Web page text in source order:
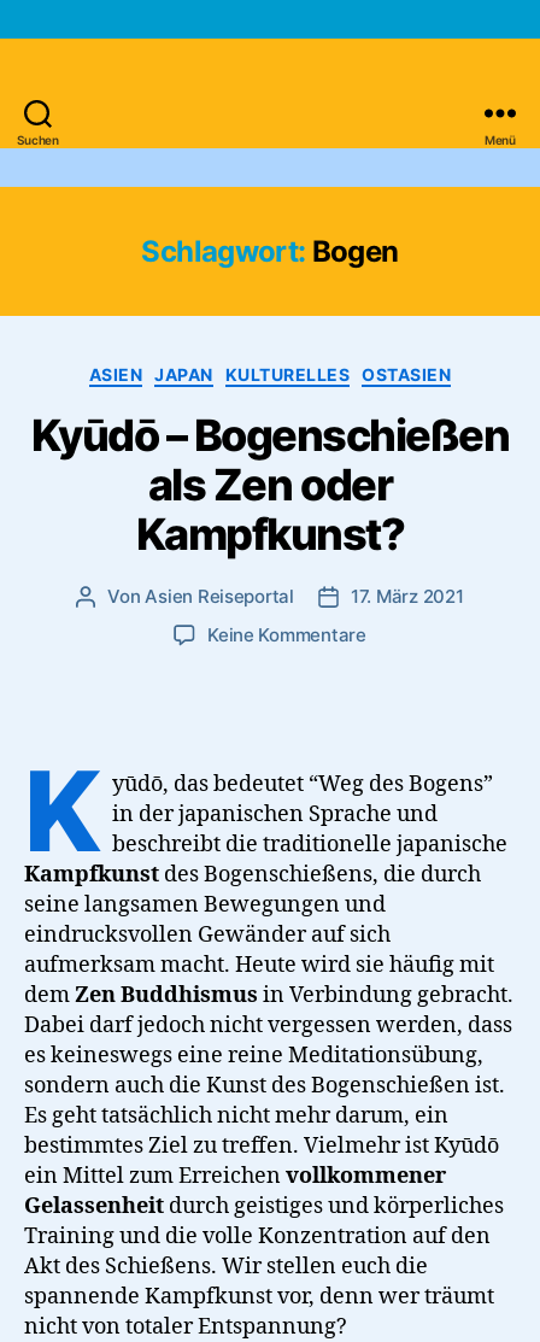
Suchen
Reiseportal
Menü
Schlagwort: Bogen
Kategorien
ASIEN JAPAN KULTURELLES OSTASIEN
Kyūdō – Bogenschießen
als Zen oder
Kampfkunst?
Beitragsautor
Von Asien Reiseportal Veröffentlichungsdatum
17. März 2021
Keine Kommentarezu
oder
Kampfkunst?
K yūdō, das bedeutet “Weg des Bogens”
in der japanischen Sprache und
beschreibt die traditionelle japanische
Kampfkunst des Bogenschießens, die durch
seine langsamen Bewegungen und
eindrucksvollen Gewänder auf sich
aufmerksam macht. Heute wird sie häufig mit
demZenBuddhismus in Verbindung gebracht.
Dabei darf jedoch nicht vergessen werden, dass
es keineswegs eine reine Meditationsübung,
sondern auch die Kunst des Bogenschießen ist.
Es geht tatsächlich nicht mehr darum, ein
bestimmtes Ziel zu treffen. Vielmehr ist Kyūdō
ein Mittel zum Erreichenvollkommener
Gelassenheit durch geistiges und körperliches
Training und die volle Konzentration auf den
Akt des Schießens. Wir stellen euch die
spannende Kampfkunst vor, denn wer träumt
nicht von totaler Entspannung?